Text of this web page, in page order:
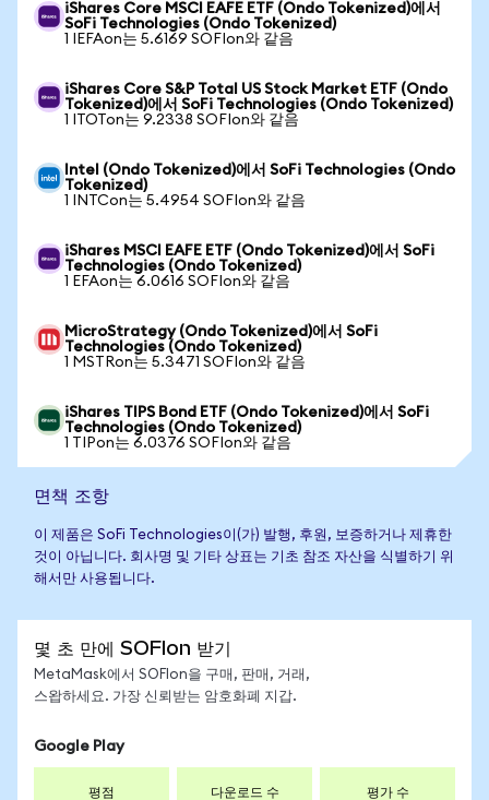
iShares Core MSCI EAFE ETF (Ondo Tokenized)에서
SoFi Technologies (Ondo Tokenized)
1 IEFAon는 5.6169 SOFIon와 같음
iShares Core S&P Total US Stock Market ETF (Ondo
Tokenized)에서 SoFi Technologies (Ondo Tokenized)
1 ITOTon는 9.2338 SOFIon와 같음
Intel (Ondo Tokenized)에서 SoFi Technologies (Ondo
Tokenized)
1 INTCon는 5.4954 SOFIon와 같음
iShares MSCI EAFE ETF (Ondo Tokenized)에서 SoFi
Technologies (Ondo Tokenized)
1 EFAon는 6.0616 SOFIon와 같음
MicroStrategy (Ondo Tokenized)에서 SoFi
Technologies (Ondo Tokenized)
1 MSTRon는 5.3471 SOFIon와 같음
iShares TIPS Bond ETF (Ondo Tokenized)에서 SoFi
Technologies (Ondo Tokenized)
1 TIPon는 6.0376 SOFIon와 같음
면책 조항
이 제품은 SoFi Technologies이(가) 발행, 후원, 보증하거나 제휴한
것이 아닙니다. 회사명 및 기타 상표는 기초 참조 자산을 식별하기 위
해서만 사용됩니다.
몇 초 만에 SOFIon 받기
MetaMask에서 SOFIon을 구매, 판매, 거래,
스왑하세요. 가장 신뢰받는 암호화폐 지갑.
Google Play
평점 다운로드 수 평가 수